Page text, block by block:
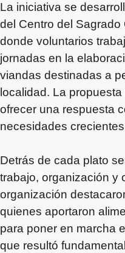
La iniciativa se
del Centro del
donde voluntarios
jornadas en la
viandas destinadas a
localidad. La
ofrecer una respuesta
necesidades
Detrás de cada plato
trabajo, organización y
organización
quienes aportaron
para poner en marcha
que resultó